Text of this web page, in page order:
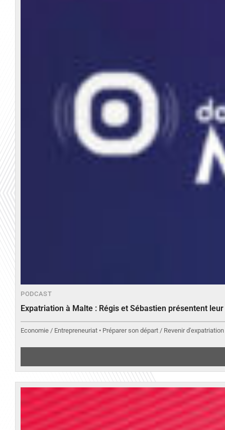
PODCAST
Expatriation à Malte : Régis et Sébastien présentent
Economie / Entrepreneuriat • Préparer son départ / Revenir d'expatriation